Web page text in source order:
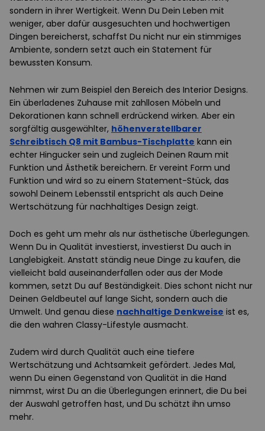
sondern in ihrer Wertigkeit. Wenn Du Dein Leben mit
weniger, aber dafür ausgesuchten und hochwertigen
Dingen bereicherst, schaffst Du nicht nur ein stimmiges
Ambiente, sondern setzt auch ein Statement für
bewussten Konsum.
Nehmen wir zum Beispiel den Bereich des Interior Designs.
Ein überladenes Zuhause mit zahllosen Möbeln und
Dekorationen kann schnell erdrückend wirken. Aber ein
sorgfältig ausgewählter, höhenverstellbarer
Schreibtisch Q8 mit Bambus-Tischplatte kann ein
echter Hingucker sein und zugleich Deinen Raum mit
Funktion und Ästhetik bereichern. Er vereint Form und
Funktion und wird so zu einem Statement-Stück, das
sowohl Deinem Lebensstil entspricht als auch Deine
Wertschätzung für nachhaltiges Design zeigt.
Doch es geht um mehr als nur ästhetische Überlegungen.
Wenn Du in Qualität investierst, investierst Du auch in
Langlebigkeit. Anstatt ständig neue Dinge zu kaufen, die
vielleicht bald auseinanderfallen oder aus der Mode
kommen, setzt Du auf Beständigkeit. Dies schont nicht nur
Deinen Geldbeutel auf lange Sicht, sondern auch die
Umwelt. Und genau diese nachhaltige Denkweise ist es,
die den wahren Classy-Lifestyle ausmacht.
Zudem wird durch Qualität auch eine tiefere
Wertschätzung und Achtsamkeit gefördert. Jedes Mal,
wenn Du einen Gegenstand von Qualität in die Hand
nimmst, wirst Du an die Überlegungen erinnert, die Du bei
der Auswahl getroffen hast, und Du schätzt ihn umso
mehr.